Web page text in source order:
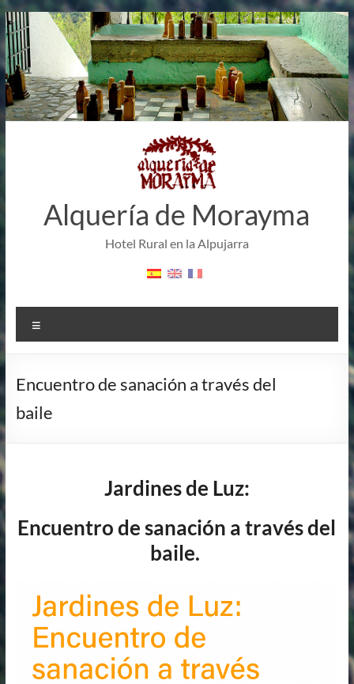
Saltar
al
contenido
Alquería de Morayma
Hotel Rural en la Alpujarra
Encuentro de sanación a través del
baile
Jardines de Luz:
Encuentro de sanación a través del
baile.